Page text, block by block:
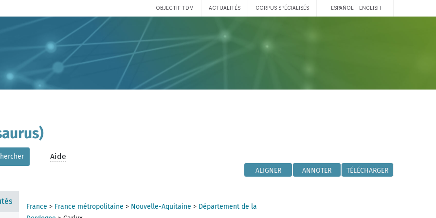
OBJECTIF TDM ACTUALITÉS CORPUS SPÉCIALISÉS ESPAÑOL ENGLISH
Aide
ALIGNER ANNOTER TÉLÉCHARGER
France > France métropolitaine > Nouvelle-Aquitaine > Département de la